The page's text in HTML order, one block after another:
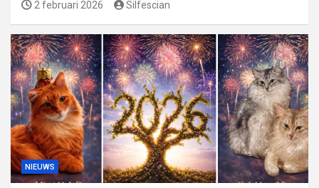
2 februari 2026 Silfescian
NIEUWS